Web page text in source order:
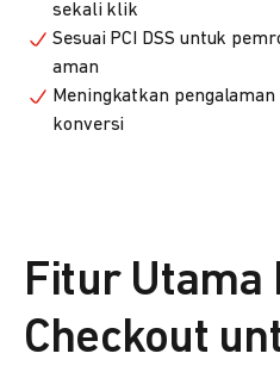
sekali klik
Sesuai PCI DSS untuk
aman
Meningkatkan
konversi
Fitur Utama
Checkout